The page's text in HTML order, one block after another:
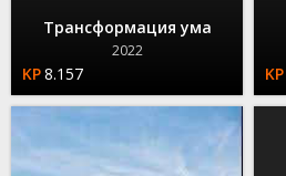
Трансформация ума
2022
8.157